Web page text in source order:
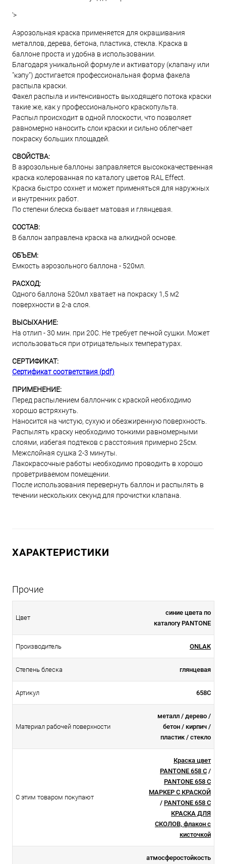
'>
Аэрозольная краска применяется для окрашивания
металлов, дерева, бетона, пластика, стекла. Краска в
баллоне проста и удобна в использовании.
Благодаря уникальной формуле и активатору (клапану или
"кэпу") достигается профессиональная форма факела
распыла краски.
Факел распыла и интенсивность выходящего потока краски
такие же, как у профессионального краскопульта.
Распыл происходит в одной плоскости, что позволяет
равномерно наносить слои краски и сильно облегчает
покраску больших площадей.
СВОЙСТВА:
В аэрозольные баллоны заправляется высококачественная
краска колерованная по каталогу цветов RAL Effect.
Краска быстро сохнет и может применяться для наружных
и внутренних работ.
По степени блеска бывает матовая и глянцевая.
СОСТАВ:
В баллон заправлена краска на алкидной основе.
ОБЪЕМ:
Емкость аэрозольного баллона - 520мл.
РАСХОД:
Одного баллона 520мл хватает на покраску 1,5 м2
поверхности в 2-а слоя.
ВЫСЫХАНИЕ:
На отлип - 30 мин. при 20С. Не требует печной сушки. Может
использоваться при отрицательных температурах.
СЕРТИФИКАТ:
Сертификат соответствия (pdf)
ПРИМЕНЕНИЕ:
Перед распылением баллончик с краской необходимо
хорошо встряхнуть.
Наносится на чистую, сухую и обезжиренную поверхность.
Распылять краску необходимо тонкими равномерными
слоями, избегая подтеков с расстояния примерно 25см.
Межслойная сушка 2-3 минуты.
Лакокрасочные работы необходимо проводить в хорошо
проветриваемом помещении.
После использования перевернуть баллон и распылять в
течении нескольких секунд для прочистки клапана.
ХАРАКТЕРИСТИКИ
Прочие
Цвет
синие цвета по
каталогу PANTONE
Производитель ONLAK
Степень блеска глянцевая
Артикул 658C
Материал рабочей поверхности
металл / дерево /
бетон / кирпич /
пластик / стекло
С этим товаром покупают
Краска цвет
PANTONE 658 C /
PANTONE 658 C
МАРКЕР С КРАСКОЙ
/ PANTONE 658 C
КРАСКА ДЛЯ
СКОЛОВ, флакон с
кисточкой
атмосферостойкоcть